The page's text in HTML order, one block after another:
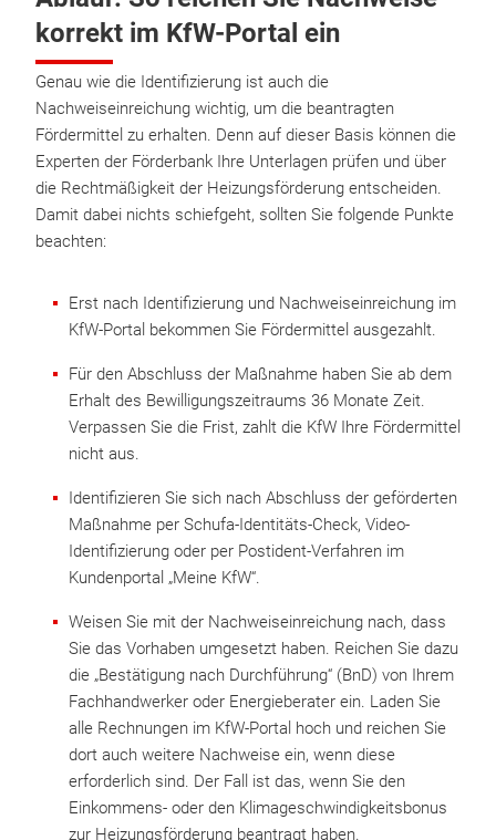
korrekt im KfW-Portal ein
Genau wie die Identifizierung ist auch die
Nachweiseinreichung wichtig, um die beantragten
Fördermittel zu erhalten. Denn auf dieser Basis können die
Experten der Förderbank Ihre Unterlagen prüfen und über
die Rechtmäßigkeit der Heizungsförderung entscheiden.
Damit dabei nichts schiefgeht, sollten Sie folgende Punkte
beachten:
Erst nach Identifizierung und Nachweiseinreichung im
KfW-Portal bekommen Sie Fördermittel ausgezahlt.
Für den Abschluss der Maßnahme haben Sie ab dem
Erhalt des Bewilligungszeitraums 36 Monate Zeit.
Verpassen Sie die Frist, zahlt die KfW Ihre Fördermittel
nicht aus.
Identifizieren Sie sich nach Abschluss der geförderten
Maßnahme per Schufa-Identitäts-Check, Video-
Identifizierung oder per Postident-Verfahren im
Kundenportal „Meine KfW“.
Weisen Sie mit der Nachweiseinreichung nach, dass
Sie das Vorhaben umgesetzt haben. Reichen Sie dazu
die „Bestätigung nach Durch­führung“ (BnD) von Ihrem
Fachhandwerker oder Energieberater ein. Laden Sie
alle Rechnungen im KfW-Portal hoch und reichen Sie
dort auch weitere Nachweise ein, wenn diese
erforderlich sind. Der Fall ist das, wenn Sie den
Einkommens- oder den Klimageschwindigkeitsbonus
zur Heizungsförderung beantragt haben.